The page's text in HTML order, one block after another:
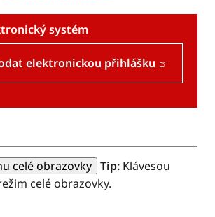
systém
elektronickou přihlášku
celé obrazovky Tip: Klávesou
celé obrazovky.